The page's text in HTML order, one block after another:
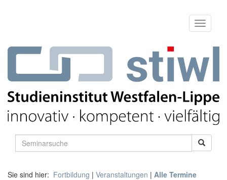
Sie sind hier: Fortbildung | Veranstaltungen | Alle Termine